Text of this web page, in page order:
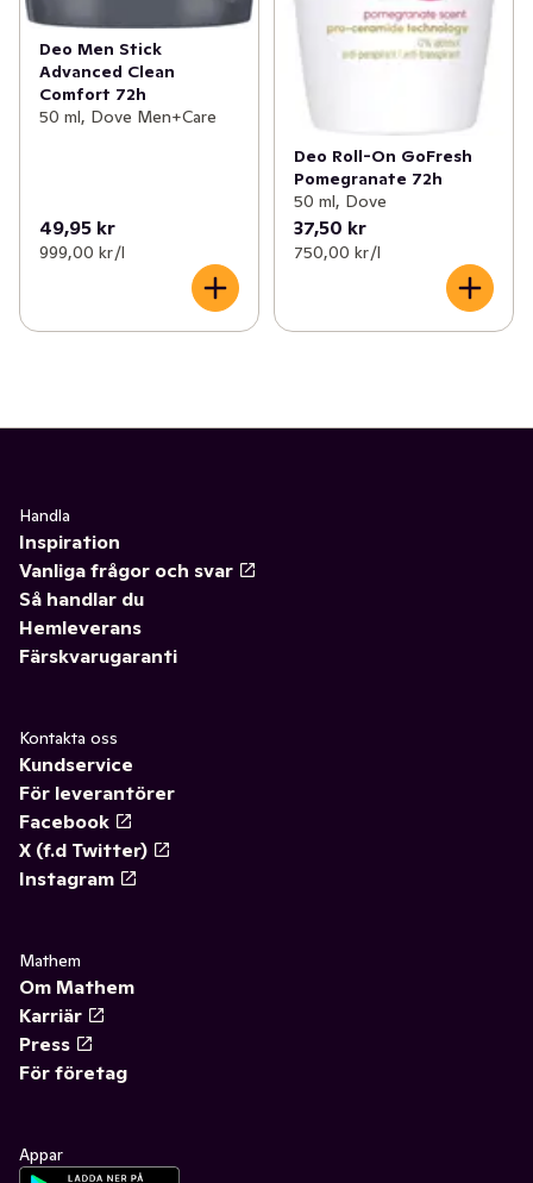
Deo Men Stick
Advanced Clean
Comfort 72h
50 ml, Dove Men+Care
49,95 kr
999,00 kr /l
Deo Roll-On GoFresh
Pomegranate 72h
50 ml, Dove
37,50 kr
750,00 kr /l
Handla
Inspiration
Vanliga frågor och svar
Så handlar du
Hemleverans
Färskvarugaranti
Kontakta oss
Kundservice
För leverantörer
Facebook
X (f.d Twitter)
Instagram
Mathem
Om Mathem
Karriär
Press
För företag
Appar